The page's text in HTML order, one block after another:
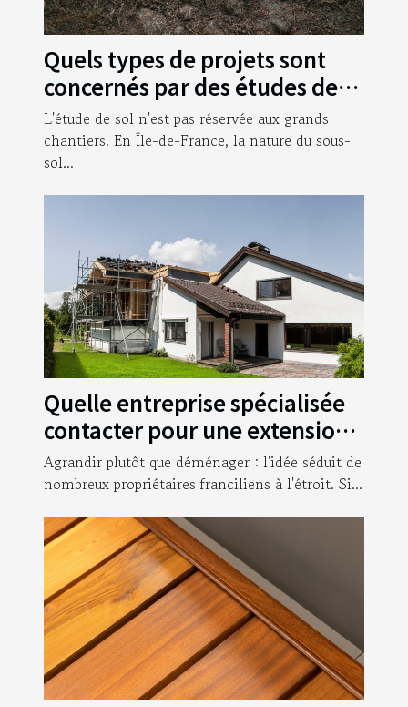
Quels types de projets sont
concernés par des études de
sol en Île-de-France ?
L'étude de sol n'est pas réservée aux grands
chantiers. En Île-de-France, la nature du sous-
sol...
Quelle entreprise spécialisée
contacter pour une extension
de maison en région
parisienne ?
Agrandir plutôt que déménager : l'idée séduit de
nombreux propriétaires franciliens à l'étroit. Si...